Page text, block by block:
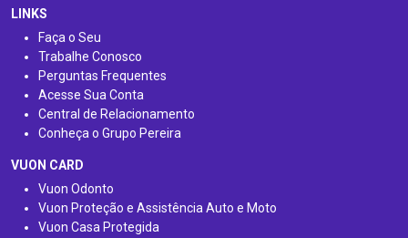
LINKS
Faça o Seu
Trabalhe Conosco
Perguntas Frequentes
Acesse Sua Conta
Central de Relacionamento
Conheça o Grupo Pereira
VUON CARD
Vuon Odonto
Vuon Proteção e Assistência Auto e Moto
Vuon Casa Protegida